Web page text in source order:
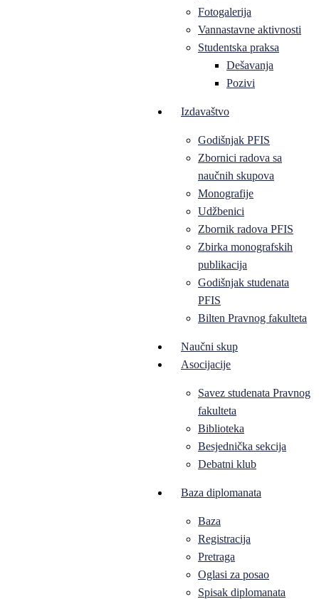
Fotogalerija
Vannastavne aktivnosti
Studentska praksa
Dešavanja
Pozivi
Izdavaštvo
Godišnjak PFIS
Zbornici radova sa
naučnih skupova
Monografije
Udžbenici
Zbornik radova PFIS
Zbirka monografskih
publikacija
Godišnjak studenata
PFIS
Bilten Pravnog fakulteta
Naučni skup
Asocijacije
Savez studenata Pravnog
fakulteta
Biblioteka
Besjednička sekcija
Debatni klub
Baza diplomanata
Baza
Registracija
Pretraga
Oglasi za posao
Spisak diplomanata